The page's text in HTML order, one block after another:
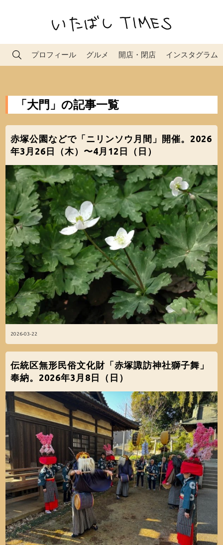
プロフィール グルメ 開店・閉店 インスタグラム
「大門」の記事一覧
2026-03-22
赤塚公園などで「ニリンソウ月間」開催。2026
年3月26日（木）〜4月12日（日）
伝統区無形民俗文化財「赤塚諏訪神社獅子舞」
奉納。2026年3月8日（日）